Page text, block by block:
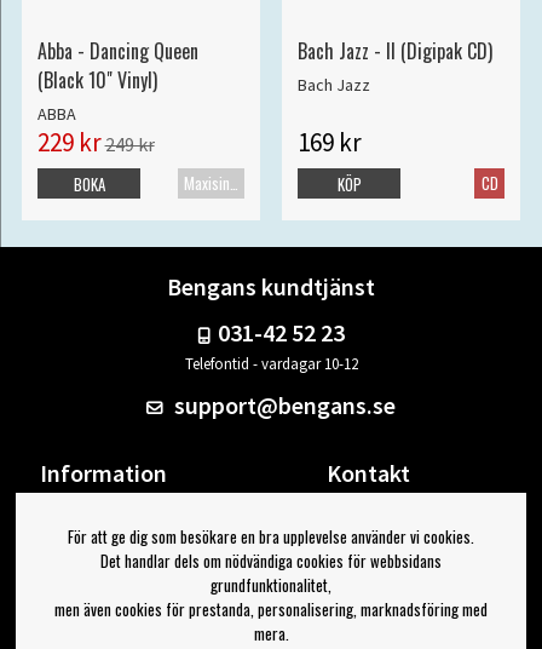
Abba - Dancing Queen
(Black 10" Vinyl)
ABBA
229 kr249 kr
Maxisingel
BOKA
Bach Jazz - II (Digipak CD)
Bach Jazz
169 kr
CD
KÖP
Bengans kundtjänst
031-42 52 23
Telefontid - vardagar 10-12
support@bengans.se
Information
Om Bengans
FAQ / Köp- & Leveransvillkor
Kontakt
Din sida
Logga ut
Jag vill ha tips från Bengans
För att ge dig som besökare en bra upplevelse använder vi cookies.
Det handlar dels om nödvändiga cookies för webbsidans
grundfunktionalitet,
men även cookies för prestanda, personalisering, marknadsföring med
mera.